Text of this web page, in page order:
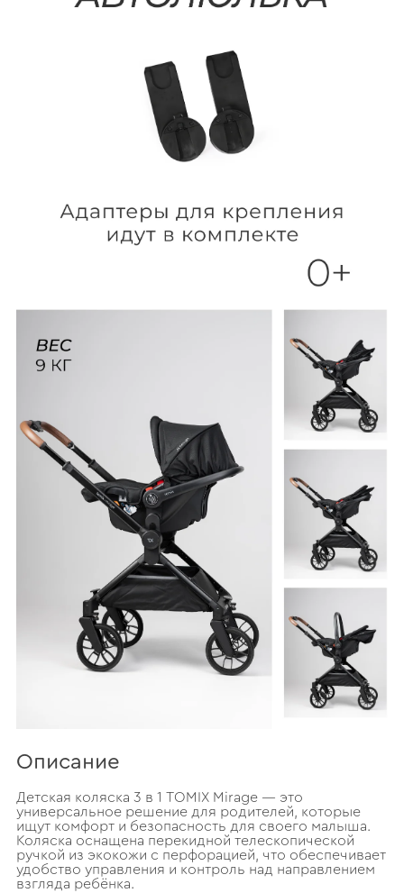
Описание
Детская коляска 3 в 1 TOMIX Mirage — это
универсальное решение для родителей, которые
ищут комфорт и безопасность для своего малыша.
Коляска оснащена перекидной телескопической
ручкой из экокожи с перфорацией, что обеспечивает
удобство управления и контроль над направлением
взгляда ребёнка.